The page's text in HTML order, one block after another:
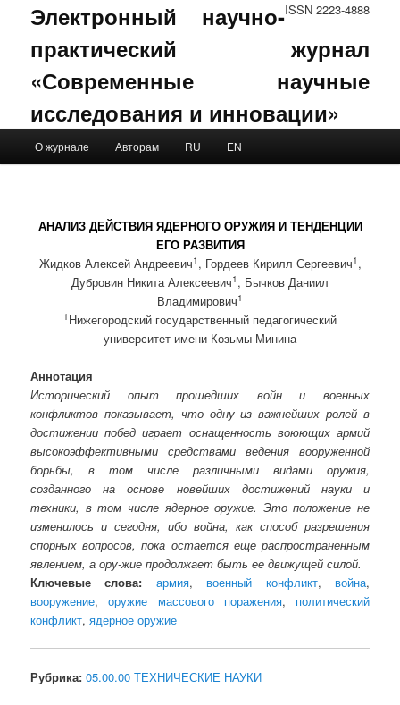
ISSN 2223-4888
Электронный научно-
практический журнал
«Современные научные
исследования и инновации»
Skip to primary content
Skip to secondary content
О журнале Авторам RU EN
АНАЛИЗ ДЕЙСТВИЯ ЯДЕРНОГО ОРУЖИЯ И ТЕНДЕНЦИИ
ЕГО РАЗВИТИЯ
Жидков Алексей Андреевич1 , Гордеев Кирилл Сергеевич1 ,
Дубровин Никита Алексеевич1 , Бычков Даниил
Владимирович1
1 Нижегородский государственный педагогический
университет имени Козьмы Минина
Аннотация
Исторический опыт прошедших войн и военных
конфликтов показывает, что одну из важнейших ролей в
достижении побед играет оснащенность воюющих армий
высокоэффективными средствами ведения вооруженной
борьбы, в том числе различными видами оружия,
созданного на основе новейших достижений науки и
техники, в том числе ядерное оружие. Это положение не
изменилось и сегодня, ибо война, как способ разрешения
спорных вопросов, пока остается еще распространенным
явлением, а ору-жие продолжает быть ее движущей силой.
Ключевые слова:
армия, военный конфликт, война,
вооружение,оружие массового поражения, политический
конфликт,ядерное оружие
Рубрика: 05.00.00 ТЕХНИЧЕСКИЕ НАУКИ